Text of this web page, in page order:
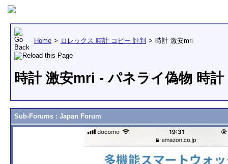
Home > ロレックス 時計 コピー 評判 > 時計 激安mri
時計 激安mri - パネライ偽物 時計
Sub-Forums: Japan Forum